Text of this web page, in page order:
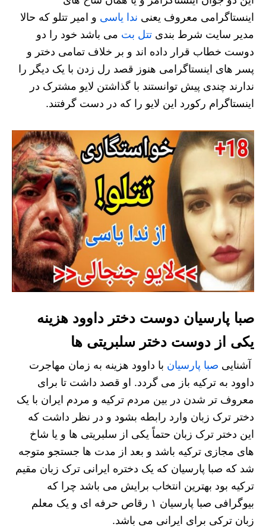
اینستاگرامی معروف یعنی ندا یاسی و امیر تتلو که حالا
مدیر سایت شرط بندی تتل بت می باشد خود را دو
دوست خطاب قرار داده اند و بر خلاف تمامی دختر و
پسر های اینستاگرامی هنوز قصد رل زدن با یک دیگر را
ندارند چندی پیش توانستند با گذاشتن لایو مشترک در
اینستاگرام رکورد این لایو را که در دست گرفتند.
صبا پارسیان دوست دختر داوود هزینه
یکی از دوست دختر سلبریتی ها
آشنایی صبا پارسیان با داوود هزینه به زمان مهاجرت
داوود به ترکیه باز می گردد. او قصد داشت تا برای
معروف تر شدن در بین مردم ترکیه و مردم ایران با یک
دختر ترک زبان وارد رابطه بشود و در نظر داشت که
این دختر ترک زبان حتماً یکی از سلبریتی ها و یا شاخ
های مجازی ترکیه باشد و بعد از مدت ها جستجو متوجه
شد که صبا پارسیان که یک دختره ایرانی ترک‌ زبان مقیم
ترکیه بود بهترین انتخاب برایش می باشد چرا که
بیوگرافی صبا پارسیان ۱ رقاص حرفه ای و یک معلم
زبان ترکی برای ایرانی می باشد.